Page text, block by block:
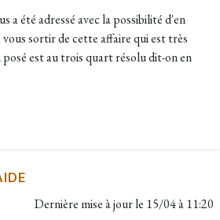
été adressé avec la possibilité d'en
sortir de cette affaire qui est très
est au trois quart résolu dit-on en
Dernière mise à jour le 15/04 à 11:20